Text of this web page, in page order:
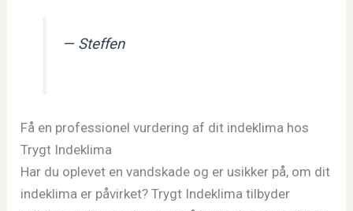
— Steffen
Få en professionel vurdering af dit indeklima hos
Trygt Indeklima
Har du oplevet en vandskade og er usikker på, om dit
indeklima er påvirket? Trygt Indeklima tilbyder